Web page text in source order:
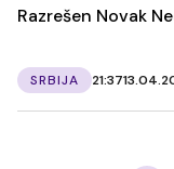
Razrešen Novak
SRBIJA 21:37